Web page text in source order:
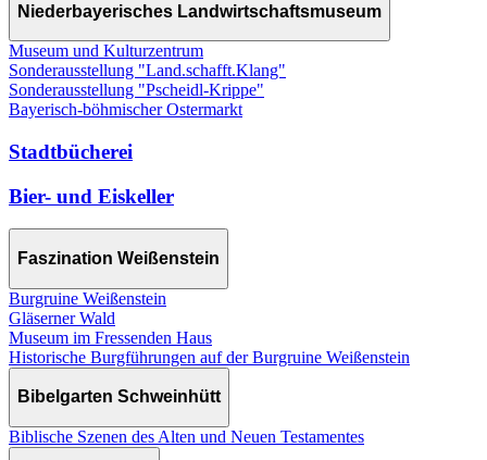
Niederbayerisches Landwirtschaftsmuseum
Museum und Kulturzentrum
Sonderausstellung "Land.schafft.Klang"
Sonderausstellung "Pscheidl-Krippe"
Bayerisch-böhmischer Ostermarkt
Stadtbücherei
Bier- und Eiskeller
Faszination Weißenstein
Burgruine Weißenstein
Gläserner Wald
Museum im Fressenden Haus
Historische Burgführungen auf der Burgruine Weißenstein
Bibelgarten Schweinhütt
Biblische Szenen des Alten und Neuen Testamentes